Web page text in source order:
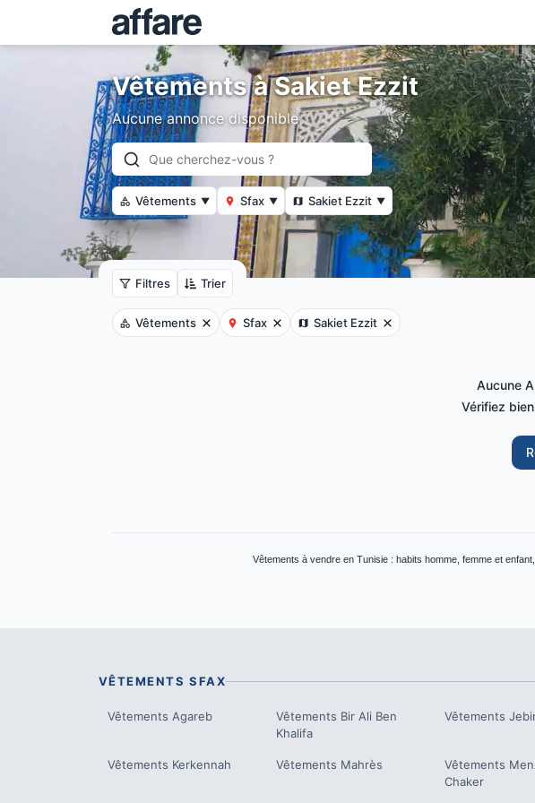
Vêtements à Sakiet Ezzit
Aucune annonce disponible
Vêtements ▼ Sfax ▼ Sakiet Ezzit ▼
Filtres Trier
Vêtements Sfax Sakiet Ezzit
Aucune
Vérifiez
Vêtements à vendre en Tunisie : habits homme, femme et
VÊTEMENTS SFAX
Vêtements Agareb Vêtements Bir Ali Ben
Khalifa
Vêtements
Vêtements Kerkennah Vêtements Mahrès Vêtements
Chaker